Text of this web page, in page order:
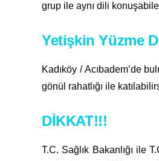
grup ile aynı dili
Yetişkin Yüzme
Kadıköy / Acıbadem’de
gönül rahatlığı ile
DİKKAT!!!
T.C. Sağlık Bakanlığı ile